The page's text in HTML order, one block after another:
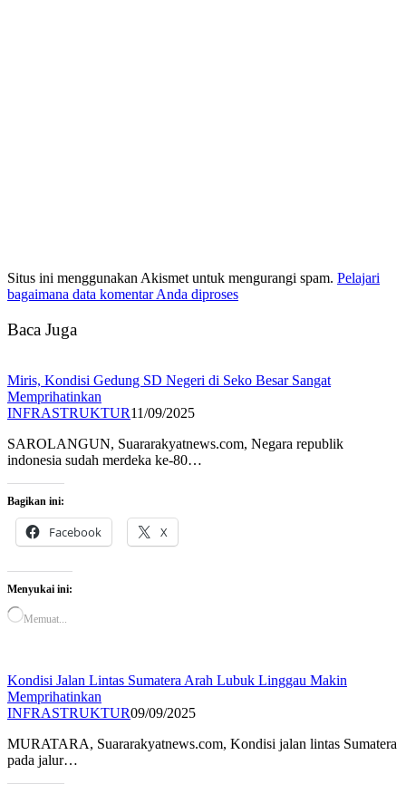
Situs ini menggunakan Akismet untuk mengurangi spam. Pelajari
bagaimana data komentar Anda diproses
Baca Juga
Miris, Kondisi Gedung SD Negeri di Seko Besar Sangat
Memprihatinkan
INFRASTRUKTUR11/09/2025
SAROLANGUN, Suararakyatnews.com, Negara republik
indonesia sudah merdeka ke-80…
Bagikan ini:
Facebook X
Menyukai ini:
Memuat...
Kondisi Jalan Lintas Sumatera Arah Lubuk Linggau Makin
Memprihatinkan
INFRASTRUKTUR09/09/2025
MURATARA, Suararakyatnews.com, Kondisi jalan lintas Sumatera
pada jalur…